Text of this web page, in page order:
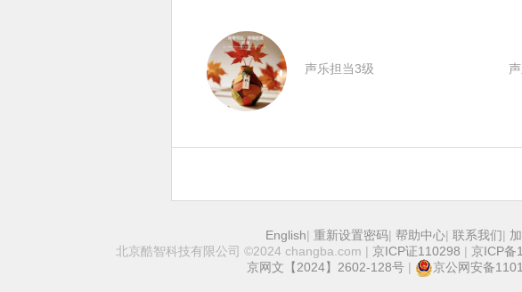
声乐担当3级
English| 重新设置密码| 帮助中心| 联系我们|
北京酷智科技有限公司 ©2024 changba.com | 京ICP证110298 | 京ICP备
京网文【2024】2602-128号 | 京公网安备